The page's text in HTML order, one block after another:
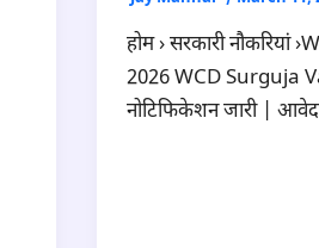
होम › सरकारी
2026 WCD Surguja
नोटिफिकेशन जारी |